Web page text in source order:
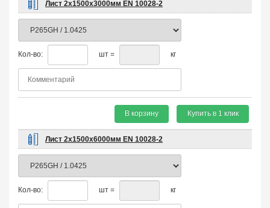
Лист 2х1500х3000мм EN 10028-2
Кол-во: шт = кг
В корзину Купить в 1 клик
Лист 2х1500х6000мм EN 10028-2
Кол-во: шт = кг